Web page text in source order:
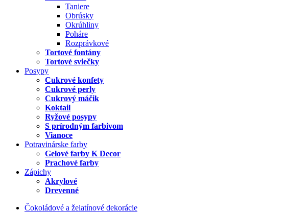
Taniere
Obrúsky
Okrúhliny
Poháre
Rozprávkové
Tortové fontány
Tortové sviečky
Posypy
Cukrové konfety
Cukrové perly
Cukrový máčik
Koktail
Ryžové posypy
S prírodným farbivom
Vianoce
Potravinárske farby
Gelové farby K Decor
Prachové farby
Zápichy
Akrylové
Drevenné
Čokoládové a želatínové dekorácie